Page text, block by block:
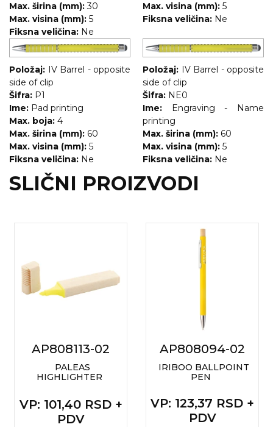
Max. širina (mm): 30
Max. visina (mm): 5
Fiksna veličina: Ne
Max. visina (mm): 5
Fiksna veličina: Ne
Položaj: IV Barrel - opposite
side of clip
Šifra: P1
Ime: Pad printing
Max. boja: 4
Max. širina (mm): 60
Max. visina (mm): 5
Fiksna veličina: Ne
Položaj: IV Barrel - opposite
side of clip
Šifra: NE0
Ime:
Engraving - Name
printing
Max. širina (mm): 60
Max. visina (mm): 5
Fiksna veličina: Ne
SLIČNI PROIZVODI
AP808113-02
PALEAS
HIGHLIGHTER
VP: 101,40 RSD +
PDV
AP808094-02
IRIBOO BALLPOINT
PEN
VP: 123,37 RSD +
PDV